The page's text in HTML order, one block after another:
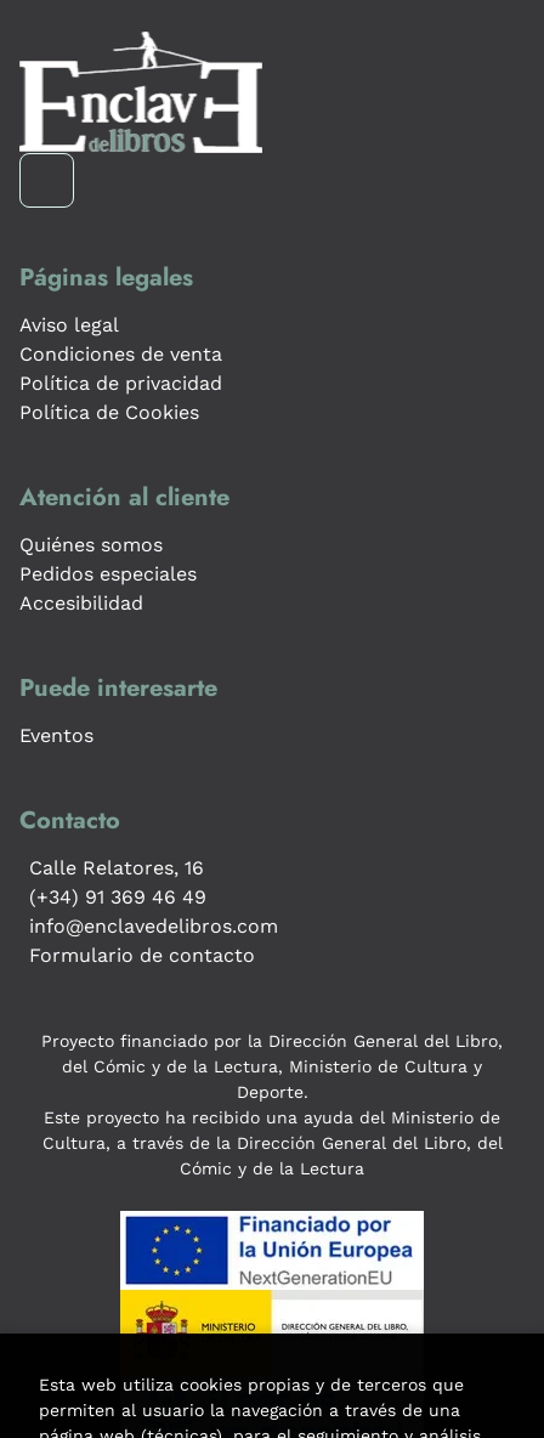
Páginas legales
Aviso legal
Condiciones de venta
Política de privacidad
Política de Cookies
Atención al cliente
Quiénes somos
Pedidos especiales
Accesibilidad
Puede interesarte
Eventos
Contacto
Calle Relatores, 16
(+34) 91 369 46 49
info@enclavedelibros.com
Formulario de contacto
Proyecto financiado por la Dirección General del Libro,
del Cómic y de la Lectura, Ministerio de Cultura y
Deporte.
Este proyecto ha recibido una ayuda del Ministerio de
Cultura, a través de la Dirección General del Libro, del
Cómic y de la Lectura
Esta web utiliza cookies propias y de terceros que
permiten al usuario la navegación a través de una